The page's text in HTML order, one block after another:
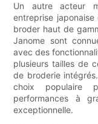
Un autre acteur
entreprise
broder haut de
Janome sont
avec des
plusieurs tailles de
de broderie
choix populaire
performances à
exceptionnelle.